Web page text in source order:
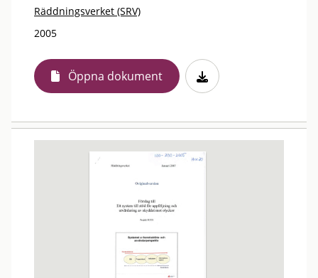
Räddningsverket (SRV)
2005
Öppna dokument